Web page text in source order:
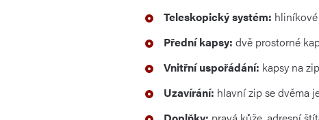
Teleskopický systém:
Přední kapsy: dvě prostorné
Vnitřní uspořádání: kapsy na
Uzavírání: hlavní zip se dvěma